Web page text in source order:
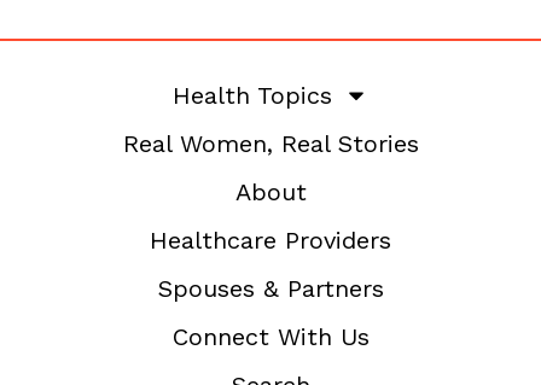
Health Topics
Real Women, Real Stories
About
Healthcare Providers
Spouses & Partners
Connect With Us